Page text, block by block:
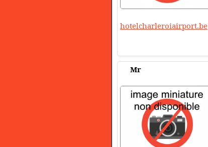
hotelcharleroiairport.be
Mr